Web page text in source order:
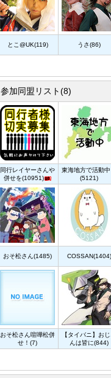
とこ@UK(119) うさ(86)
参加同盟リスト(8)
同行レイヤーさんや
併せを(10951)
東海地方で活動中
(5121)
おそ松さん(1485) COSSAN(1404)
おそ松さん喧嘩松併
せ！(7)
【タイバニ】おじ
んは皆に(844)